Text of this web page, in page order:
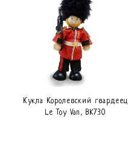
Кукла Королевский гвардеец
Le Toy Van, BK730